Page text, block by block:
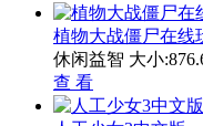
植物大战僵尸在线
休闲益智 大小
查 看